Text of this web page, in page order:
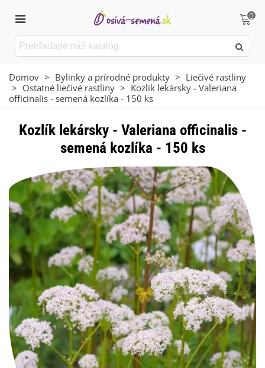
0
Domov > Bylinky a prírodné produkty > Liečivé rastliny
> Ostatné liečivé rastliny > Kozlík lekársky - Valeriana
officinalis - semená kozlíka - 150 ks
Kozlík lekársky - Valeriana officinalis -
semená kozlíka - 150 ks